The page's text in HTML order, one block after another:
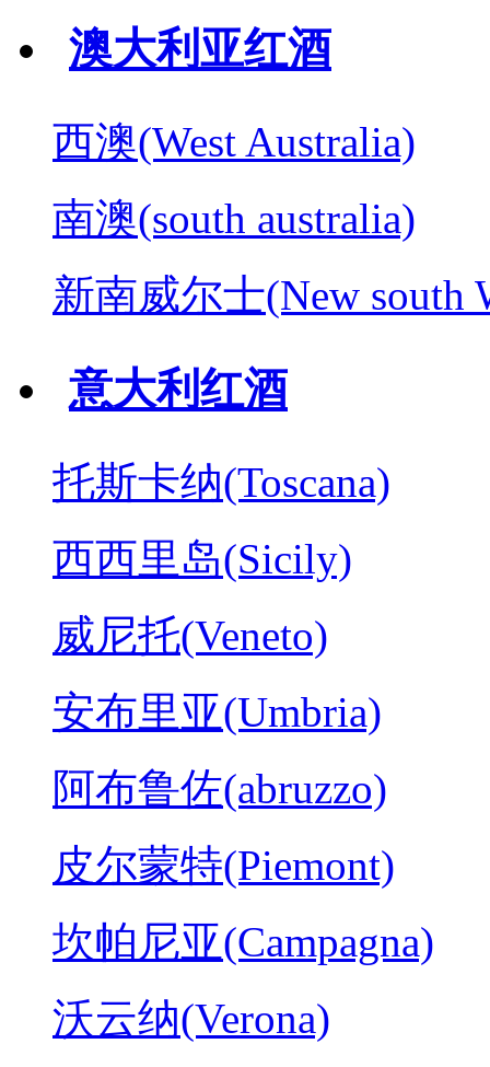
澳大利亚红酒
西澳(West Australia)
南澳(south australia)
新南威尔士(New south
意大利红酒
托斯卡纳(Toscana)
西西里岛(Sicily)
威尼托(Veneto)
安布里亚(Umbria)
阿布鲁佐(abruzzo)
皮尔蒙特(Piemont)
坎帕尼亚(Campagna)
沃云纳(Verona)